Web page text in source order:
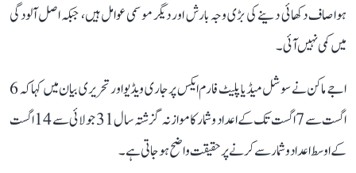
ہوا صاف دکھائی دینے کی بڑی وجہ بارش اور دیگر موسمی عوامل ہیں، جبکہ اصل آلودگی
میں کمی نہیں آئی۔
اجے ماکن نے سوشل میڈیا پلیٹ فارم ایکس پر جاری ویڈیو اور تحریری بیان میں کہا کہ 6
اگست سے 7 اگست تک کے اعداد و شمار کا موازنہ گزشتہ سال 31 جولائی سے 14 اگست
کے اوسط اعداد و شمار سے کرنے پر حقیقت واضح ہو جاتی ہے۔